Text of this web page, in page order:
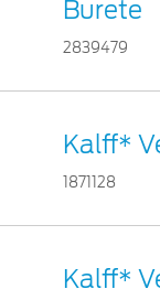
Burete
2839479
Kalff*
1871128
Kalff*